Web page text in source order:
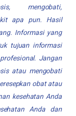
mengobati,
apa pun. Hasil
Informasi yang
tujuan informasi
Jangan
atau mengobati
obat atau
kesehatan Anda
Anda dan